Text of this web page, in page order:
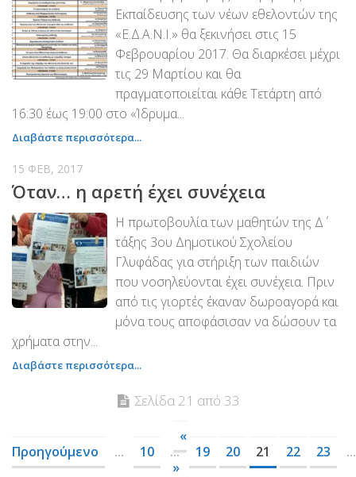
Εκπαίδευσης των νέων εθελοντών της
«Ε.Δ.Α.Ν.Ι.» θα ξεκινήσει στις 15
Φεβρουαρίου 2017. Θα διαρκέσει μέχρι
τις 29 Μαρτίου και θα
πραγματοποιείται κάθε Τετάρτη από
16:30 έως 19:00 στο «Ίδρυμα...
Διαβάστε περισσότερα...
15 ΦΕΒ, 2017
Όταν… η αρετή έχει συνέχεια
Η πρωτοβουλία των μαθητών της Δ΄
τάξης 3ου Δημοτικού Σχολείου
Γλυφάδας για στήριξη των παιδιών
που νοσηλεύονται έχει συνέχεια. Πριν
από τις γιορτές έκαναν δωροαγορά και
μόνα τους αποφάσισαν να δώσουν τα
χρήματα στην...
Διαβάστε περισσότερα...
Σελίδα 21 από 33
«
Προηγούμενο
... 10 ... 19 20 21 22 23
...
»